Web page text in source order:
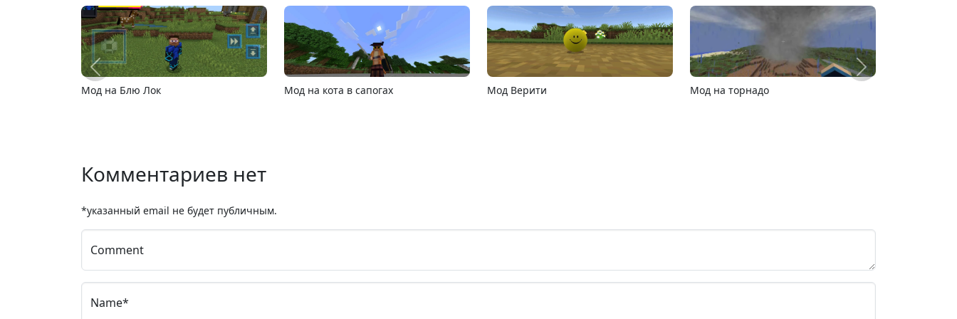
Мод на Компьютеры и Ноутбуки MCPE 26.13 MCPE 26.1 Карта расширяющийся барьер
Комментариев нет
*указанный email не будет публичным.
Comment
Name*